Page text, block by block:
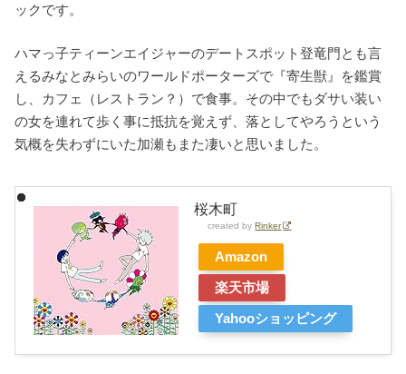
ックです。
ハマっ子ティーンエイジャーのデートスポット登竜門とも言
えるみなとみらいのワールドポーターズで『寄生獣』を鑑賞
し、カフェ（レストラン？）で食事。その中でもダサい装い
の女を連れて歩く事に抵抗を覚えず、落としてやろうという
気概を失わずにいた加瀬もまた凄いと思いました。
桜木町
created byRinker
Amazon
楽天市場
Yahooショッピング